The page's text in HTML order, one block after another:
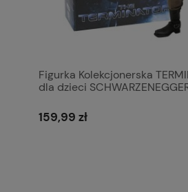
Figurka Kolekcjonerska
dla dzieci
159,99 zł